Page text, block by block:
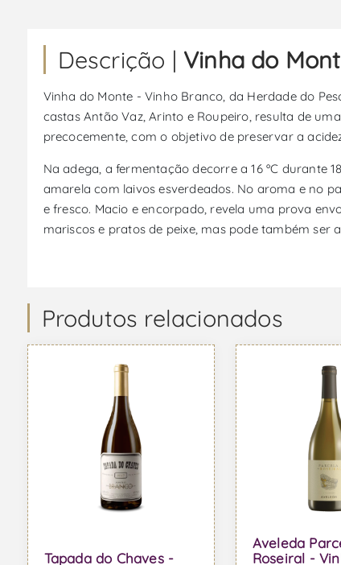
Descrição | Vinha do
Vinha do Monte - Vinho Branco, da Herdade do
castas Antão Vaz, Arinto e Roupeiro, resulta de
precocemente, com o objetivo de preservar a
Na adega, a fermentação decorre a 16 ºC
amarela com laivos esverdeados. No aroma e no
e fresco. Macio e encorpado, revela uma prova
mariscos e pratos de peixe, mas pode também
Produtos relacionados
Tapada do Chaves -
Aveleda
Roseiral -